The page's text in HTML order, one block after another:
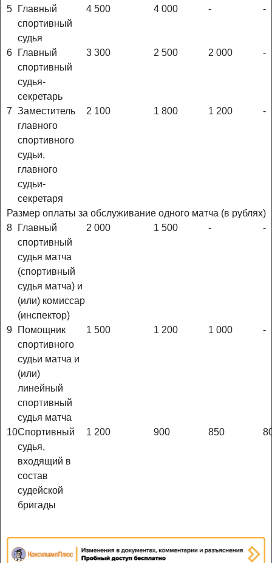
5
Главный
спортивный
судья
4 500 4 000 - -
6
Главный
спортивный
судья-
секретарь
3 300 2 500 2 000 -
7 Заместитель
главного
спортивного
судьи,
главного
судьи-
секретаря
2 100 1 800 1 200 -
Размер оплаты за обслуживание одного матча (в рублях)
8
Главный
спортивный
судья матча
(спортивный
судья матча) и
(или) комиссар
(инспектор)
2 000 1 500 - -
9
Помощник
спортивного
судьи матча и
(или)
линейный
спортивный
судья матча
1 500 1 200 1 000 -
10Спортивный
судья,
входящий в
состав
судейской
бригады
1 200 900 850